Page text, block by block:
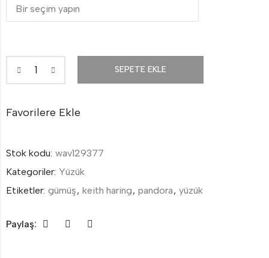
SEPETE EKLE
Favorilere Ekle
Stok kodu: wav129377
Kategoriler: Yüzük
Etiketler: gümüş, keith haring, pandora, yüzük
Paylaş: